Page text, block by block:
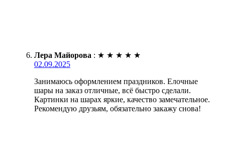
Лера Майорова : ★ ★ ★ ★ ★
02.09.2025
Занимаюсь оформлением праздников. Елочные
шары на заказ отличные, всё быстро сделали.
Картинки на шарах яркие, качество замечательное.
Рекомендую друзьям, обязательно закажу снова!